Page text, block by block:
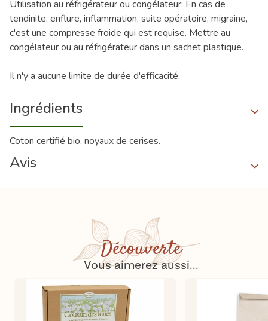
Utilisation au réfrigérateur ou congélateur: En cas de
tendinite, enflure, inflammation, suite opératoire, migraine,
c'est une compresse froide qui est requise. Mettre au
congélateur ou au réfrigérateur dans un sachet plastique.
Il n'y a aucune limite de durée d'efficacité.
Ingrédients
Coton certifié bio, noyaux de cerises.
Avis
Découverte
Vous aimerez aussi...